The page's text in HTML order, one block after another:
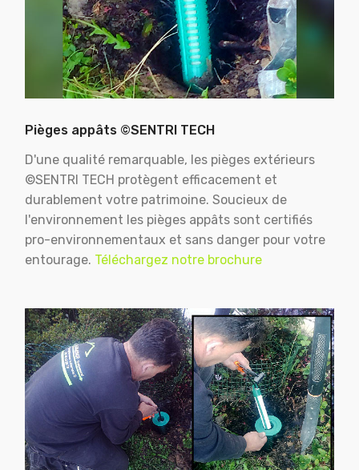
Pièges appâts ©SENTRI TECH
D'une qualité remarquable, les pièges extérieurs
©SENTRI TECH protègent efficacement et
durablement votre patrimoine. Soucieux de
l'environnement les pièges appâts sont certifiés
pro-environnementaux et sans danger pour votre
entourage. Téléchargez notre brochure